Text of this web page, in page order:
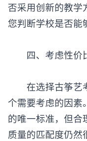
否采用创新的教学
您判断学校是否能
四、考虑性价
在选择古筝艺
个需要考虑的因素
的唯一标准，但合
质量的匹配度仍然